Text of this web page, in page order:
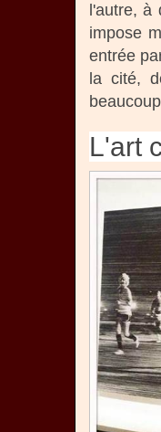
l'autre,
impose
entrée
la cité,
L'art